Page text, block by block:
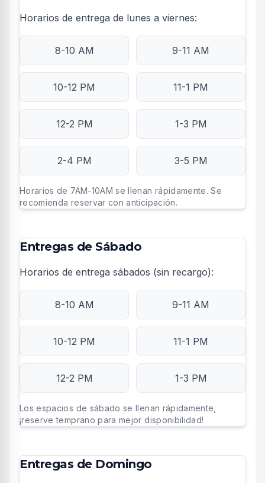
Horarios de entrega de lunes a viernes:
8-10 AM 9-11 AM
10-12 PM 11-1 PM
12-2 PM 1-3 PM
2-4 PM 3-5 PM
Horarios de 7AM-10AM se llenan rápidamente. Se
recomienda reservar con anticipación.
Entregas de Sábado
Horarios de entrega sábados (sin recargo):
8-10 AM 9-11 AM
10-12 PM 11-1 PM
12-2 PM 1-3 PM
Los espacios de sábado se llenan rápidamente,
¡reserve temprano para mejor disponibilidad!
Entregas de Domingo